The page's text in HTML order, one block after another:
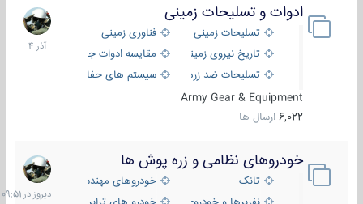
ادوات و تسلیحات زمینی
تسلیحات زمینی
فناوری زمینی
تاریخ نیروی زمینی
مقایسه ادوات جنگی
تسلیحات ضد زره
سیستم های حفاظت فعال
Army Gear & Equipment
6,022 ارسال ها
21
آذر
1404
خودروهای نظامی و زره پوش ها
تانک
خودروهای مهندسی
دیروز
در
09:51